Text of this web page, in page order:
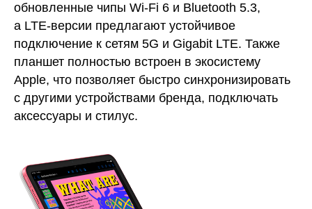
обновленные чипы Wi-Fi 6 и Bluetooth 5.3,
а LTE-версии предлагают устойчивое
подключение к сетям 5G и Gigabit LTE. Также
планшет полностью встроен в экосистему
Apple, что позволяет быстро синхронизировать
с другими устройствами бренда, подключать
аксессуары и стилус.